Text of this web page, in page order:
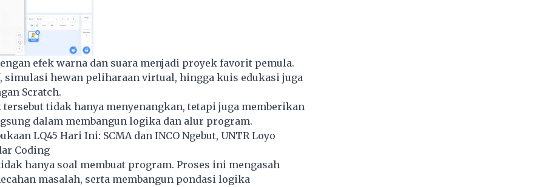
efek warna dan suara menjadi proyek favorit pemula.
simulasi hewan peliharaan virtual, hingga kuis edukasi juga
Scratch.
tersebut tidak hanya menyenangkan, tetapi juga memberikan
dalam membangun logika dan alur program.
LQ45 Hari Ini: SCMA dan INCO Ngebut, UNTR Loyo
Coding
hanya soal membuat program. Proses ini mengasah
masalah, serta membangun pondasi logika